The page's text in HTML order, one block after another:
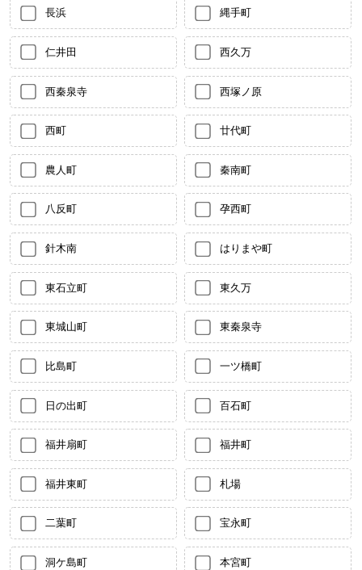
長浜 縄手町
仁井田 西久万
西秦泉寺 西塚ノ原
西町 廿代町
農人町 秦南町
八反町 孕西町
針木南 はりまや町
東石立町 東久万
東城山町 東秦泉寺
比島町 一ツ橋町
日の出町 百石町
福井扇町 福井町
福井東町 札場
二葉町 宝永町
洞ケ島町 本宮町